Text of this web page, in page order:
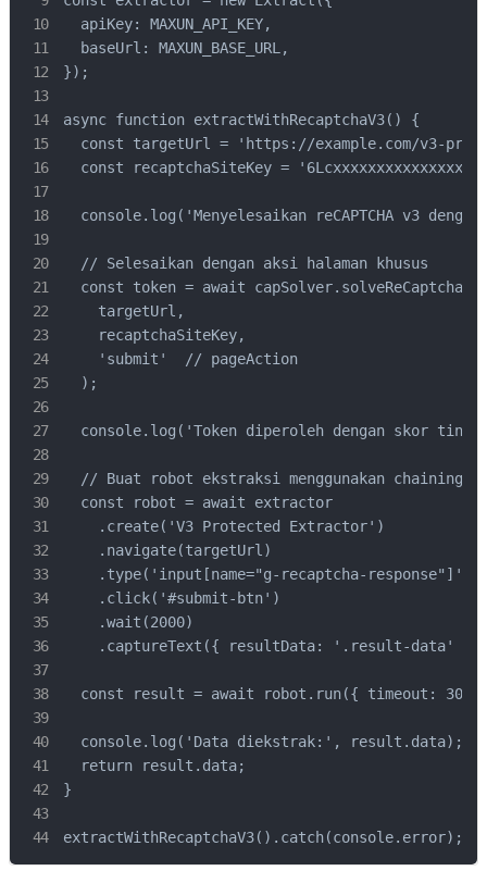
  apiKey: MAXUN_API_KEY,
  baseUrl: MAXUN_BASE_URL,
});
async function extractWithRecaptchaV3() {
const targetUrl = 'https://example.com/v3-
const recaptchaSiteKey =
console.log('Menyelesaikan reCAPTCHA v3 dengan
  // Selesaikan dengan aksi halaman khusus
const token = await
    targetUrl,
    recaptchaSiteKey,
    'submit'  // pageAction
  );
console.log('Token diperoleh dengan skor
// Buat robot ekstraksi menggunakan chaining
  const robot = await extractor
    .create('V3 Protected Extractor')
    .navigate(targetUrl)
.type('input[name="g-recaptcha-response"]',
    .click('#submit-btn')
    .wait(2000)
.captureText({ resultData: '.result-data'
const result = await robot.run({ timeout:
  console.log('Data diekstrak:', result.data);
  return result.data;
}
extractWithRecaptchaV3().catch(console.error);